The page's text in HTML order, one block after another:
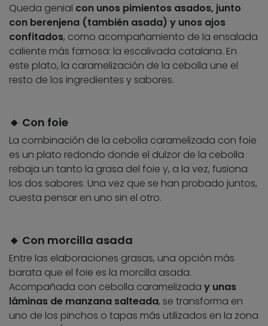
Queda genial con unos pimientos asados, junto
con berenjena (también asada) y unos ajos
confitados, como acompañamiento de la ensalada
caliente más famosa: la escalivada catalana. En
este plato, la caramelización de la cebolla une el
resto de los ingredientes y sabores.
🔸 Con foie
La combinación de la cebolla caramelizada con foie
es un plato redondo donde el dulzor de la cebolla
rebaja un tanto la grasa del foie y, a la vez, fusiona
los dos sabores. Una vez que se han probado juntos,
cuesta pensar en uno sin el otro.
🔸 Con morcilla asada
Entre las elaboraciones grasas, una opción más
barata que el foie es la morcilla asada.
Acompañada con cebolla caramelizada y unas
láminas de manzana salteada, se transforma en
uno de los pinchos o tapas más utilizados en la zona